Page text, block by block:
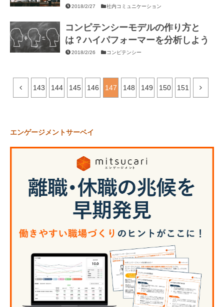
2018/2/27 社内コミュニケーション
コンピテンシーモデルの作り方と
は？ハイパフォーマーを分析しよう
2018/2/26 コンピテンシー
143 144 145 146 147 148 149 150 151
エンゲージメントサーベイ